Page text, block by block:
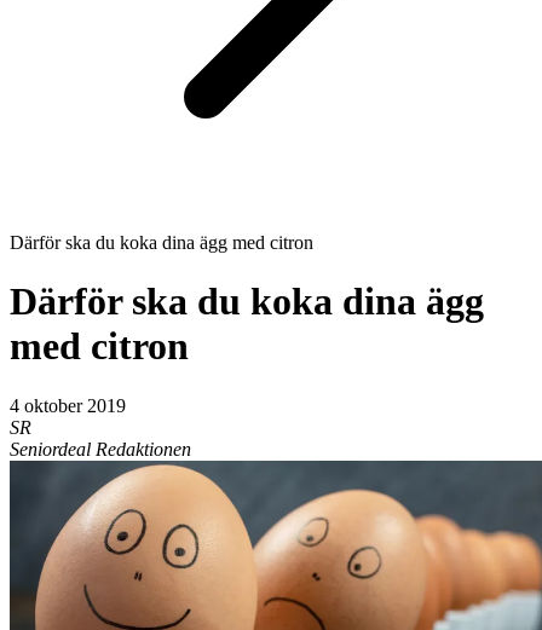
Därför ska du koka dina ägg med citron
Därför ska du koka dina ägg
med citron
4 oktober 2019
SR
Seniordeal Redaktionen